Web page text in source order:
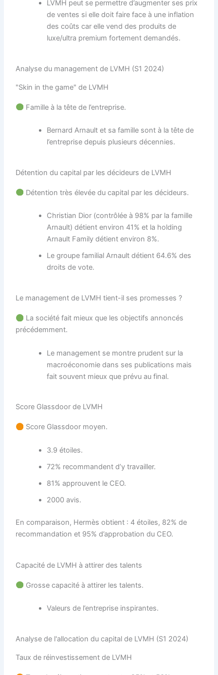
LVMH peut se permettre d’augmenter ses prix
de ventes si elle doit faire face à une inflation
des coûts car elle vend des produits de
luxe/ultra premium fortement demandés.
Analyse du management de LVMH (S1 2024)
"Skin in the game" de LVMH
Famille à la tête de l’entreprise.
Bernard Arnault et sa famille sont à la tête de
l’entreprise depuis plusieurs décennies.
Détention du capital par les décideurs de LVMH
Détention très élevée du capital par les décideurs.
Christian Dior (contrôlée à 98% par la famille
Arnault) détient environ 41% et la holding
Arnault Family détient environ 8%.
Le groupe familial Arnault détient 64.6% des
droits de vote.
Le management de LVMH tient-il ses promesses ?
La société fait mieux que les objectifs annoncés
précédemment.
Le management se montre prudent sur la
macroéconomie dans ses publications mais
fait souvent mieux que prévu au final.
Score Glassdoor de LVMH
Score Glassdoor moyen.
3.9 étoiles.
72% recommandent d’y travailler.
81% approuvent le CEO.
2000 avis.
En comparaison, Hermès obtient : 4 étoiles, 82% de
recommandation et 95% d’approbation du CEO.
Capacité de LVMH à attirer des talents
Grosse capacité à attirer les talents.
Valeurs de l’entreprise inspirantes.
Analyse de l'allocation du capital de LVMH (S1 2024)
Taux de réinvestissement de LVMH